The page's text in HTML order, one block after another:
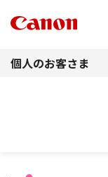
個人のお客さま